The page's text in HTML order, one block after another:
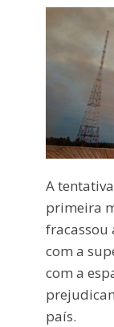
A
primeira
fracassou
com a
com a
país.